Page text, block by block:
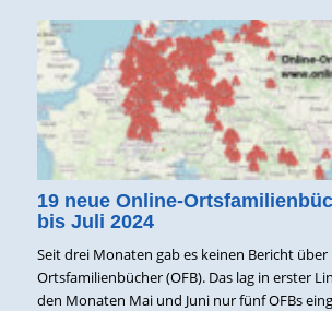
19 neue Online-
bis Juli 2024
Seit drei Monaten gab es keinen Bericht über
Ortsfamilienbücher (OFB). Das lag in erster
den Monaten Mai und Juni nur fünf OFBs